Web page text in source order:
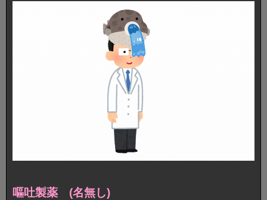
嘔吐製薬 (名無し)